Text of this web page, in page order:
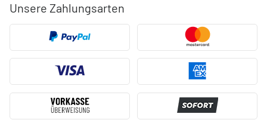
Unsere Zahlungsarten